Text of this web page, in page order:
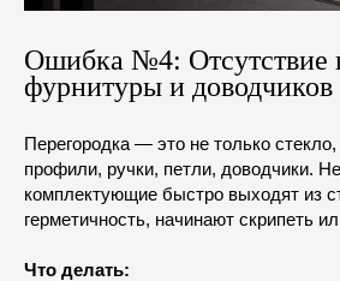
Ошибка №4: Отсутствие
фурнитуры и доводчиков
Перегородка — это не только
профили, ручки, петли, доводчики.
комплектующие быстро выходят из
герметичность, начинают скрипеть
Что делать: